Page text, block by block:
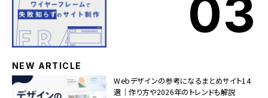
NEW ARTICLE
Webデザインの参考になるまとめサイト14
選｜作り方や2026年のトレンドも解説